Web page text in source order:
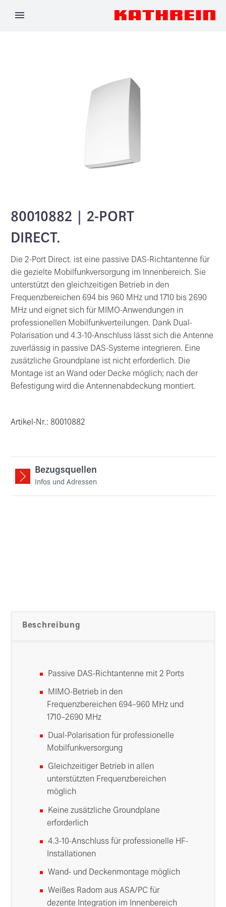
80010882 | 2-PORT
DIRECT.
Die 2-Port Direct. ist eine passive DAS-Richtantenne für
die gezielte Mobilfunkversorgung im Innenbereich. Sie
unterstützt den gleichzeitigen Betrieb in den
Frequenzbereichen 694 bis 960 MHz und 1710 bis 2690
MHz und eignet sich für MIMO-Anwendungen in
professionellen Mobilfunkverteilungen. Dank Dual-
Polarisation und 4.3-10-Anschluss lässt sich die Antenne
zuverlässig in passive DAS-Systeme integrieren. Eine
zusätzliche Groundplane ist nicht erforderlich. Die
Montage ist an Wand oder Decke möglich; nach der
Befestigung wird die Antennenabdeckung montiert.
Artikel-Nr.: 80010882
Bezugsquellen
Infos und Adressen
Beschreibung
Passive DAS-Richtantenne mit 2 Ports
MIMO-Betrieb in den
Frequenzbereichen 694–960 MHz und
1710–2690 MHz
Dual-Polarisation für professionelle
Mobilfunkversorgung
Gleichzeitiger Betrieb in allen
unterstützten Frequenzbereichen
möglich
Keine zusätzliche Groundplane
erforderlich
4.3-10-Anschluss für professionelle HF-
Installationen
Wand- und Deckenmontage möglich
Weißes Radom aus ASA/PC für
dezente Integration im Innenbereich